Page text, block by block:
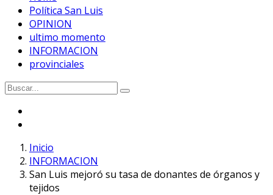
Política San Luis
OPINION
ultimo momento
INFORMACION
provinciales
Inicio
INFORMACION
San Luis mejoró su tasa de donantes de órganos y
tejidos